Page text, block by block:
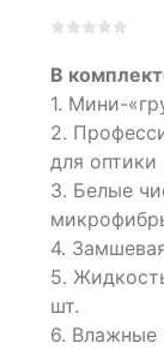
out
of
on
customer
ratings
В
1. Мини-
2.
для
3. Белые
4.
5.
шт.
6.